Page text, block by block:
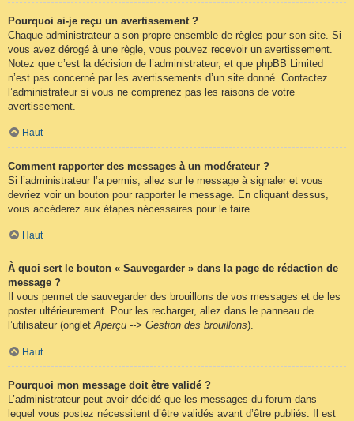
Pourquoi ai-je reçu un avertissement ?
Chaque administrateur a son propre ensemble de règles pour son site. Si
vous avez dérogé à une règle, vous pouvez recevoir un avertissement.
Notez que c’est la décision de l’administrateur, et que phpBB Limited
n’est pas concerné par les avertissements d’un site donné. Contactez
l’administrateur si vous ne comprenez pas les raisons de votre
avertissement.
Haut
Comment rapporter des messages à un modérateur ?
Si l’administrateur l’a permis, allez sur le message à signaler et vous
devriez voir un bouton pour rapporter le message. En cliquant dessus,
vous accéderez aux étapes nécessaires pour le faire.
Haut
À quoi sert le bouton « Sauvegarder » dans la page de rédaction de
message ?
Il vous permet de sauvegarder des brouillons de vos messages et de les
poster ultérieurement. Pour les recharger, allez dans le panneau de
l’utilisateur (ongletAperçu --> Gestion des brouillons).
Haut
Pourquoi mon message doit être validé ?
L’administrateur peut avoir décidé que les messages du forum dans
lequel vous postez nécessitent d’être validés avant d’être publiés. Il est